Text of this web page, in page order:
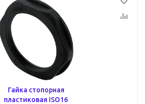
Гайка стопорная
пластиковая ISO16